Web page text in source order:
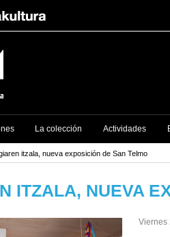
itzala, nueva exposición de San Telmo
ITZALA, NUEVA
Viernes
La colección Actividades